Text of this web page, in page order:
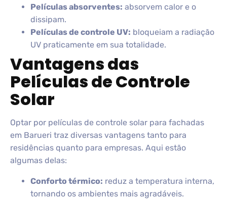
Películas absorventes: absorvem calor e o
dissipam.
Películas de controle UV: bloqueiam a radiação
UV praticamente em sua totalidade.
Vantagens das
Películas de Controle
Solar
Optar por películas de controle solar para fachadas
em Barueri traz diversas vantagens tanto para
residências quanto para empresas. Aqui estão
algumas delas:
Conforto térmico: reduz a temperatura interna,
tornando os ambientes mais agradáveis.